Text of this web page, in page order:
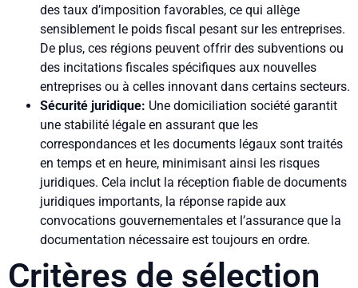
des taux d’imposition favorables, ce qui allège
sensiblement le poids fiscal pesant sur les entreprises.
De plus, ces régions peuvent offrir des subventions ou
des incitations fiscales spécifiques aux nouvelles
entreprises ou à celles innovant dans certains secteurs.
Sécurité juridique: Une domiciliation société garantit
une stabilité légale en assurant que les
correspondances et les documents légaux sont traités
en temps et en heure, minimisant ainsi les risques
juridiques. Cela inclut la réception fiable de documents
juridiques importants, la réponse rapide aux
convocations gouvernementales et l’assurance que la
documentation nécessaire est toujours en ordre.
Critères de sélection